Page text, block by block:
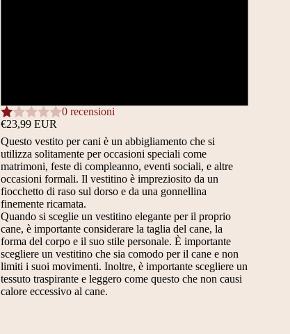
0 recensioni
€23,99 EUR
Questo vestito per cani è un abbigliamento che si
utilizza solitamente per occasioni speciali come
matrimoni, feste di compleanno, eventi sociali, e altre
occasioni formali. Il vestitino è impreziosito da un
fiocchetto di raso sul dorso e da una gonnellina
finemente ricamata.
Quando si sceglie un vestitino elegante per il proprio
cane, è importante considerare la taglia del cane, la
forma del corpo e il suo stile personale. È importante
scegliere un vestitino che sia comodo per il cane e non
limiti i suoi movimenti. Inoltre, è importante scegliere un
tessuto traspirante e leggero come questo che non causi
calore eccessivo al cane.